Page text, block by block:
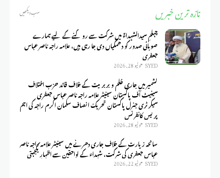
تازہ ترین خبریں سب دیکھیں
چہلمِ سیدالشہداءؑ میں شرکت سے روکنے کے لیے ہمارے
صوبائی صدور کو دھمکیاں دی جا رہی ہیں، علامہ راجہ ناصر عباس
جعفری
SYED يوليو 28, 2026
کشمیر میں جاری ظلم و بربریت کے خلاف قائد حزب اختلاف
سینیٹ آف پاکستان سینیٹر علامہ راجہ ناصر عباس جعفری
سیکرٹری جنرل پاکستان تحریک انصاف سلمان اکرم راجہ کی اہم
پریس کانفرنس
SYED يوليو 28, 2026
سانحہ زیارت کے خلاف جاری دھرنے میں سینیٹر علامہ راجہ ناصر
عباس جعفری کی شرکت، شہداء کے لواحقین سے اظہارِ یکجہتی
SYED يوليو 22, 2026